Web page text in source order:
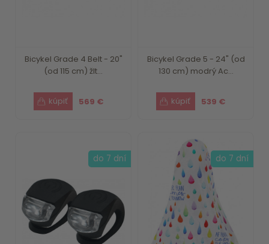
Bicykel Grade 4 Belt - 20"
(od 115 cm) žlt...
569 €
Bicykel Grade 5 - 24" (od
130 cm) modrý Ac...
539 €
do 7 dní do 7 dní